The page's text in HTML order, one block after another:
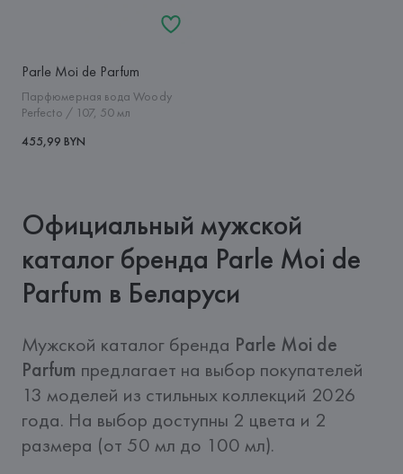
Parle Moi de Parfum
Парфюмерная вода Woody
Perfecto / 107, 50 мл
455,99 BYN
Официальный мужской
каталог бренда Parle Moi de
Parfum в Беларуси
Мужской каталог бренда Parle Moi de
Parfum предлагает на выбор покупателей
13 моделей из стильных коллекций 2026
года. На выбор доступны 2 цвета и 2
размера (от 50 мл до 100 мл).